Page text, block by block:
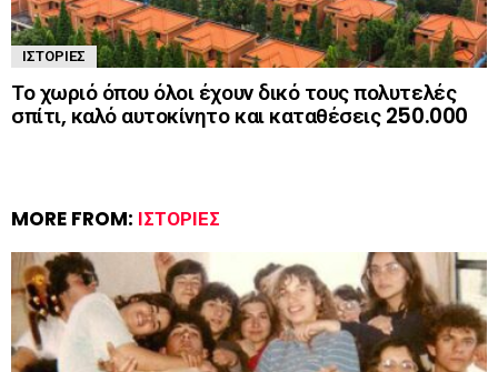
ΙΣΤΟΡΊΕΣ
Το χωριό όπου όλοι έχουν δικό τους πολυτελές
σπίτι, καλό αυτοκίνητο και καταθέσεις 250.000
MORE FROM: ΙΣΤΟΡΊΕΣ